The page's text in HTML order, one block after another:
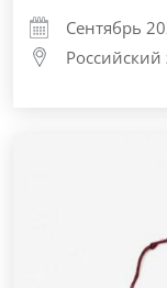
Сентябрь
Российский